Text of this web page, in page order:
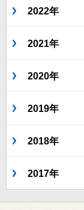
2022年
2021年
2020年
2019年
2018年
2017年